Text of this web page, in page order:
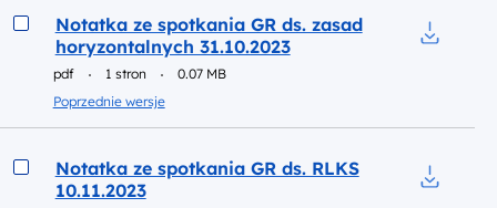
Podgląd
Notatka ze spotkania GR ds. zasad
horyzontalnych 31.10.2023
pdf 1 stron
0.07 MB
Poprzednie wersje
Podgląd
Notatka ze spotkania GR ds. RLKS
10.11.2023